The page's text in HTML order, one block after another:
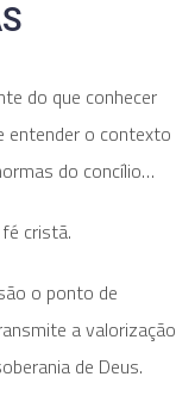
do que conhecer
entender o contexto
do concílio…
cristã.
o ponto de
a valorização
de Deus.